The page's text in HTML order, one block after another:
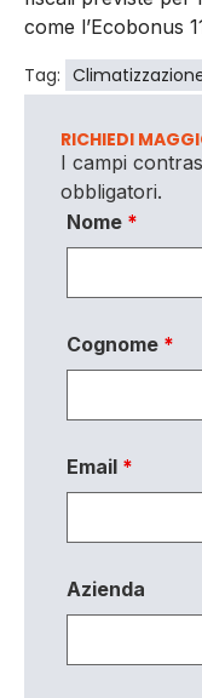
come l’Ecobonus
Tag:
RICHIEDI
I campi
obbligatori.
Nome *
Cognome *
Email *
Azienda